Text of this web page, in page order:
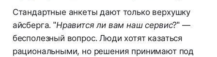
Стандартные анкеты дают только верхушку
айсберга."Нравится ли вам наш сервис?" —
бесполезный вопрос. Люди хотят казаться
рациональными, но решения принимают под